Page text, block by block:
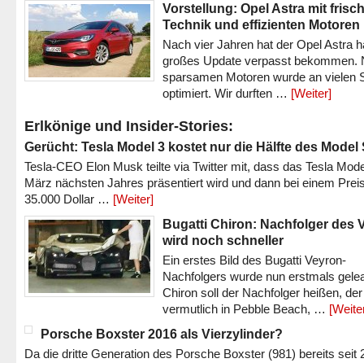
Vorstellung: Opel Astra mit
Technik und effizienten Motoren
Nach vier Jahren hat der Opel Astra
großes Update verpasst bekommen.
sparsamen Motoren wurde an vielen
optimiert. Wir durften … [Weiter]
Erlkönige und Insider-Stories:
Gerücht: Tesla Model 3 kostet nur die Hälfte des Model
Tesla-CEO Elon Musk teilte via Twitter mit, dass das Tesla
März nächsten Jahres präsentiert wird und dann bei einem
35.000 Dollar … [Weiter]
Bugatti Chiron: Nachfolger des
wird noch schneller
Ein erstes Bild des Bugatti Veyron-
Nachfolgers wurde nun erstmals
Chiron soll der Nachfolger heißen, der
vermutlich in Pebble Beach, …
Porsche Boxster 2016 als Vierzylinder?
Da die dritte Generation des Porsche Boxster (981) bereits seit